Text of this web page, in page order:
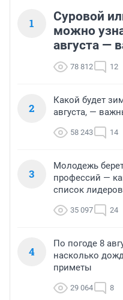
1
Суровой
можно
августа —
78 812 12
2
Какой будет
августа, —
58 243 14
3
Молодежь
профессий —
список лидеров
35 097 24
4
По погоде 8
насколько
приметы
29 064 8